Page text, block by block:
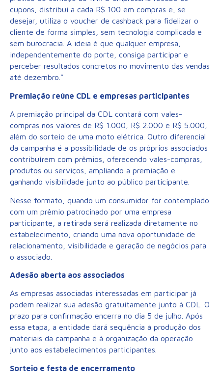
cupons, distribui a cada R$ 100 em compras e, se
desejar, utiliza o voucher de cashback para fidelizar o
cliente de forma simples, sem tecnologia complicada e
sem burocracia. A ideia é que qualquer empresa,
independentemente do porte, consiga participar e
perceber resultados concretos no movimento das vendas
até dezembro.”
Premiação reúne CDL e empresas participantes
A premiação principal da CDL contará com vales-
compras nos valores de R$ 1.000, R$ 2.000 e R$ 5.000,
além do sorteio de uma moto elétrica. Outro diferencial
da campanha é a possibilidade de os próprios associados
contribuírem com prêmios, oferecendo vales-compras,
produtos ou serviços, ampliando a premiação e
ganhando visibilidade junto ao público participante.
Nesse formato, quando um consumidor for contemplado
com um prêmio patrocinado por uma empresa
participante, a retirada será realizada diretamente no
estabelecimento, criando uma nova oportunidade de
relacionamento, visibilidade e geração de negócios para
o associado.
Adesão aberta aos associados
As empresas associadas interessadas em participar já
podem realizar sua adesão gratuitamente junto à CDL. O
prazo para confirmação encerra no dia 5 de julho. Após
essa etapa, a entidade dará sequência à produção dos
materiais da campanha e à organização da operação
junto aos estabelecimentos participantes.
Sorteio e festa de encerramento